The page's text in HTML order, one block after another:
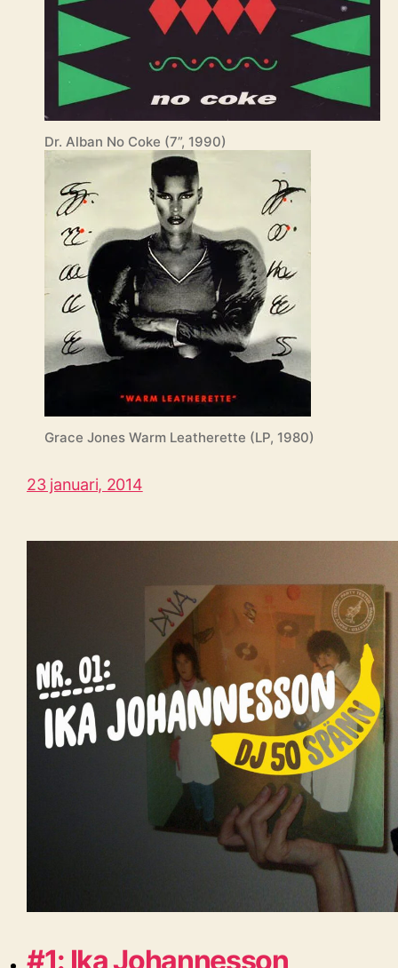
Dr. Alban No Coke (7”, 1990)
Grace Jones Warm Leatherette (LP, 1980)
23 januari, 2014
#1: Ika Johannesson